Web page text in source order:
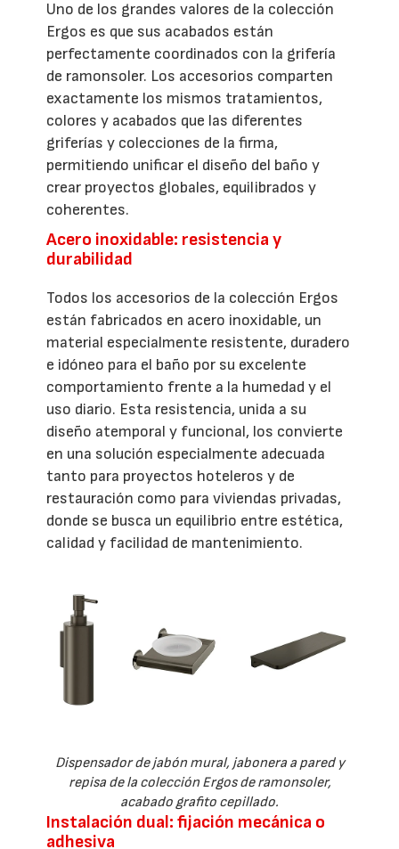
Uno de los grandes valores de la colección
Ergos es que sus acabados están
perfectamente coordinados con la grifería
de ramonsoler. Los accesorios comparten
exactamente los mismos tratamientos,
colores y acabados que las diferentes
griferías y colecciones de la firma,
permitiendo unificar el diseño del baño y
crear proyectos globales, equilibrados y
coherentes.
Acero inoxidable: resistencia y
durabilidad
Todos los accesorios de la colección Ergos
están fabricados en acero inoxidable, un
material especialmente resistente, duradero
e idóneo para el baño por su excelente
comportamiento frente a la humedad y el
uso diario. Esta resistencia, unida a su
diseño atemporal y funcional, los convierte
en una solución especialmente adecuada
tanto para proyectos hoteleros y de
restauración como para viviendas privadas,
donde se busca un equilibrio entre estética,
calidad y facilidad de mantenimiento.
Dispensador de jabón mural, jabonera a pared y
repisa de la colección Ergos de ramonsoler,
acabado grafito cepillado.
Instalación dual: fijación mecánica o
adhesiva